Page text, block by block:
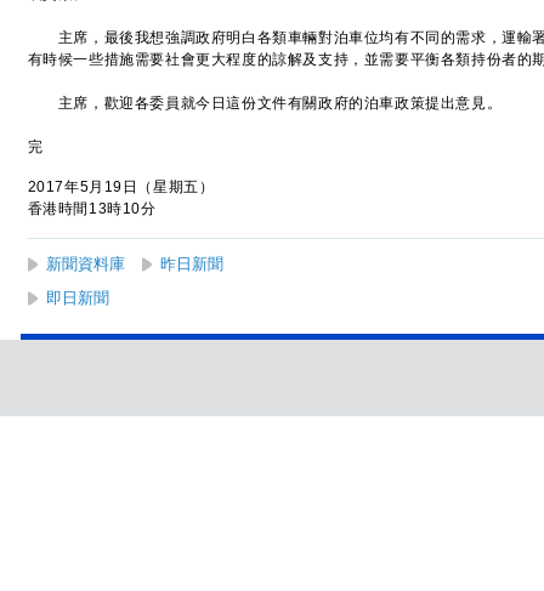
主席，最後我想強調政府明白各類車輛對泊車位均有不同的需求，運輸
有時候一些措施需要社會更大程度的諒解及支持，並需要平衡各類持份者的
主席，歡迎各委員就今日這份文件有關政府的泊車政策提出意見。
完
2017年5月19日（星期五）
香港時間13時10分
新聞資料庫
昨日新聞
即日新聞